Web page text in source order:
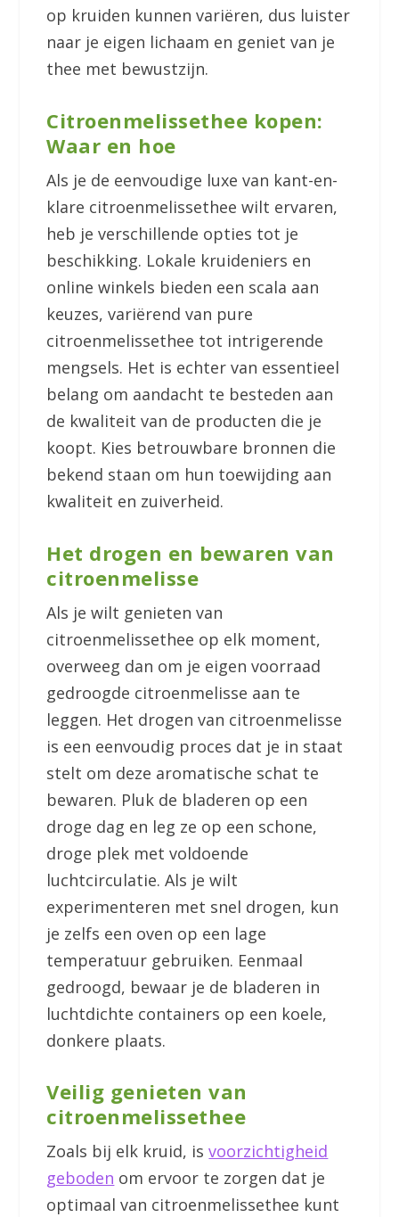
op kruiden kunnen variëren, dus luister
naar je eigen lichaam en geniet van je
thee met bewustzijn.
Citroenmelissethee kopen:
Waar en hoe
Als je de eenvoudige luxe van kant-en-
klare citroenmelissethee wilt ervaren,
heb je verschillende opties tot je
beschikking. Lokale kruideniers en
online winkels bieden een scala aan
keuzes, variërend van pure
citroenmelissethee tot intrigerende
mengsels. Het is echter van essentieel
belang om aandacht te besteden aan
de kwaliteit van de producten die je
koopt. Kies betrouwbare bronnen die
bekend staan om hun toewijding aan
kwaliteit en zuiverheid.
Het drogen en bewaren van
citroenmelisse
Als je wilt genieten van
citroenmelissethee op elk moment,
overweeg dan om je eigen voorraad
gedroogde citroenmelisse aan te
leggen. Het drogen van citroenmelisse
is een eenvoudig proces dat je in staat
stelt om deze aromatische schat te
bewaren. Pluk de bladeren op een
droge dag en leg ze op een schone,
droge plek met voldoende
luchtcirculatie. Als je wilt
experimenteren met snel drogen, kun
je zelfs een oven op een lage
temperatuur gebruiken. Eenmaal
gedroogd, bewaar je de bladeren in
luchtdichte containers op een koele,
donkere plaats.
Veilig genieten van
citroenmelissethee
Zoals bij elk kruid, isvoorzichtigheid
geboden om ervoor te zorgen dat je
optimaal van citroenmelissethee kunt